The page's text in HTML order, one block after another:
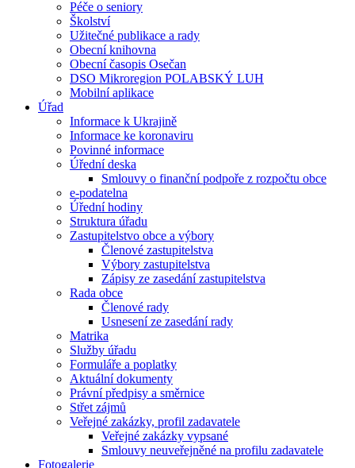
Péče o seniory
Školství
Užitečné publikace a rady
Obecní knihovna
Obecní časopis Osečan
DSO Mikroregion POLABSKÝ LUH
Mobilní aplikace
Úřad
Informace k Ukrajině
Informace ke koronaviru
Povinné informace
Úřední deska
Smlouvy o finanční podpoře z rozpočtu obce
e-podatelna
Úřední hodiny
Struktura úřadu
Zastupitelstvo obce a výbory
Členové zastupitelstva
Výbory zastupitelstva
Zápisy ze zasedání zastupitelstva
Rada obce
Členové rady
Usnesení ze zasedání rady
Matrika
Služby úřadu
Formuláře a poplatky
Aktuální dokumenty
Právní předpisy a směrnice
Střet zájmů
Veřejné zakázky, profil zadavatele
Veřejné zakázky vypsané
Smlouvy neuveřejněné na profilu zadavatele
Fotogalerie